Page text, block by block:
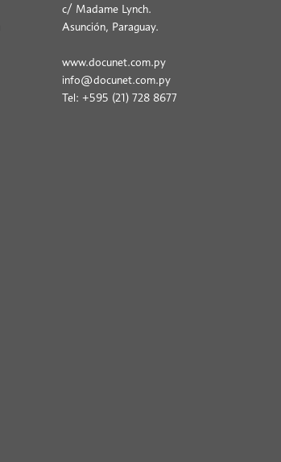
c/ Madame Lynch.
Asunción, Paraguay.
www.docunet.com.py
info@docunet.com.py
Tel: +595 (21) 728 8677